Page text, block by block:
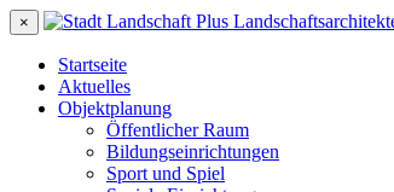
×
Startseite
Aktuelles
Objektplanung
Öffentlicher Raum
Bildungseinrichtungen
Sport und Spiel